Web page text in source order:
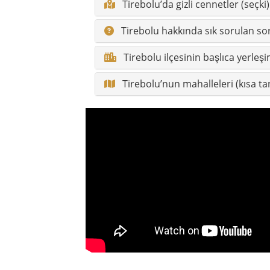
Tirebolu’da gizli cennetler (seçki)
Tirebolu hakkında sık sorulan
Tirebolu ilçesinin başlıca
Tirebolu’nun mahalleleri (kısa